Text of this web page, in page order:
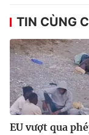
TIN CÙNG
EU vượt qua